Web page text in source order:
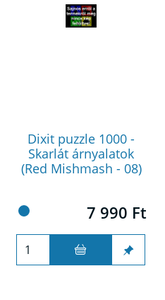
Dixit puzzle 1000 -
Skarlát árnyalatok
(Red Mishmash - 08)
7 990 Ft